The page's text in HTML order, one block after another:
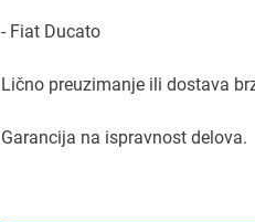
- Fiat Ducato
Lično preuzimanje ili dostava
Garancija na ispravnost delova.